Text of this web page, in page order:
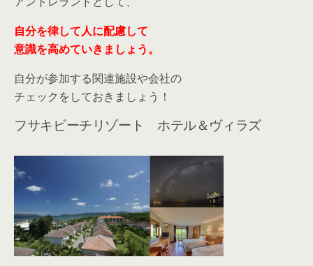
自分を律して人に配慮して
意識を高めていきましょう。
自分が参加する関連施設や会社の
チェックをしておきましょう！
フサキビーチリゾート ホテル＆ヴィラズ